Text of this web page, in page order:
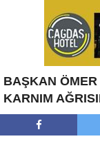
BAŞKAN
KARNIM